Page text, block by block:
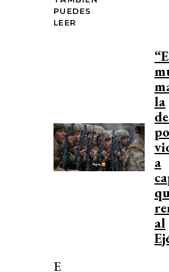
PUEDES
LEER
la
a
al
E